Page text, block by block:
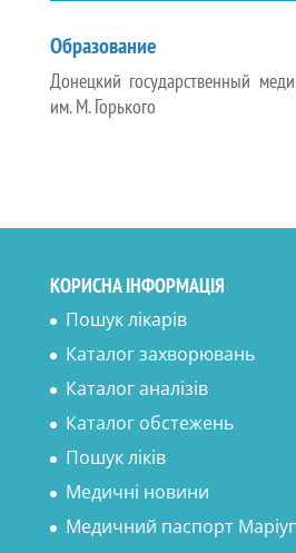
Образование
Донецкий государственный
им. М. Горького
КОРИСНА ІНФОРМАЦІЯ
Пошук лікарів
Каталог захворювань
Каталог аналізів
Каталог обстежень
Пошук ліків
Медичні новини
Медичний паспорт